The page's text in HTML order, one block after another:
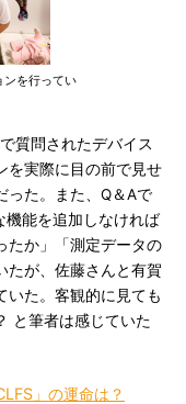
を行ってい
質問されたデバイス
を実際に目の前で見せ
った。また、Q＆Aで
機能を追加しなければ
たか」「測定データの
たが、佐藤さんと有賀
いた。客観的に見ても
と筆者は感じていた
」の運命は？